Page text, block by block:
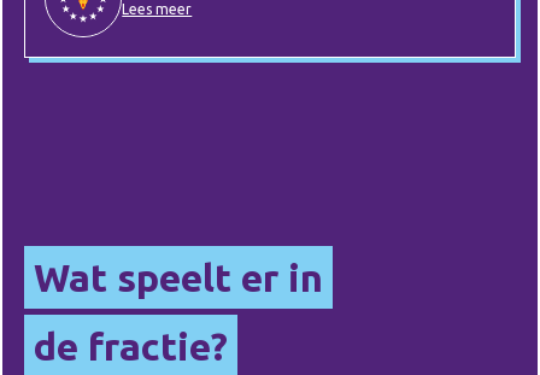
Lees meer
Wat speelt er in
de fractie?